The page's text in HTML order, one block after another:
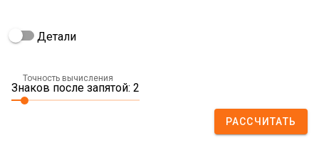
Детали
Точность вычисления
Знаков после запятой: 2
РАССЧИТАТЬ